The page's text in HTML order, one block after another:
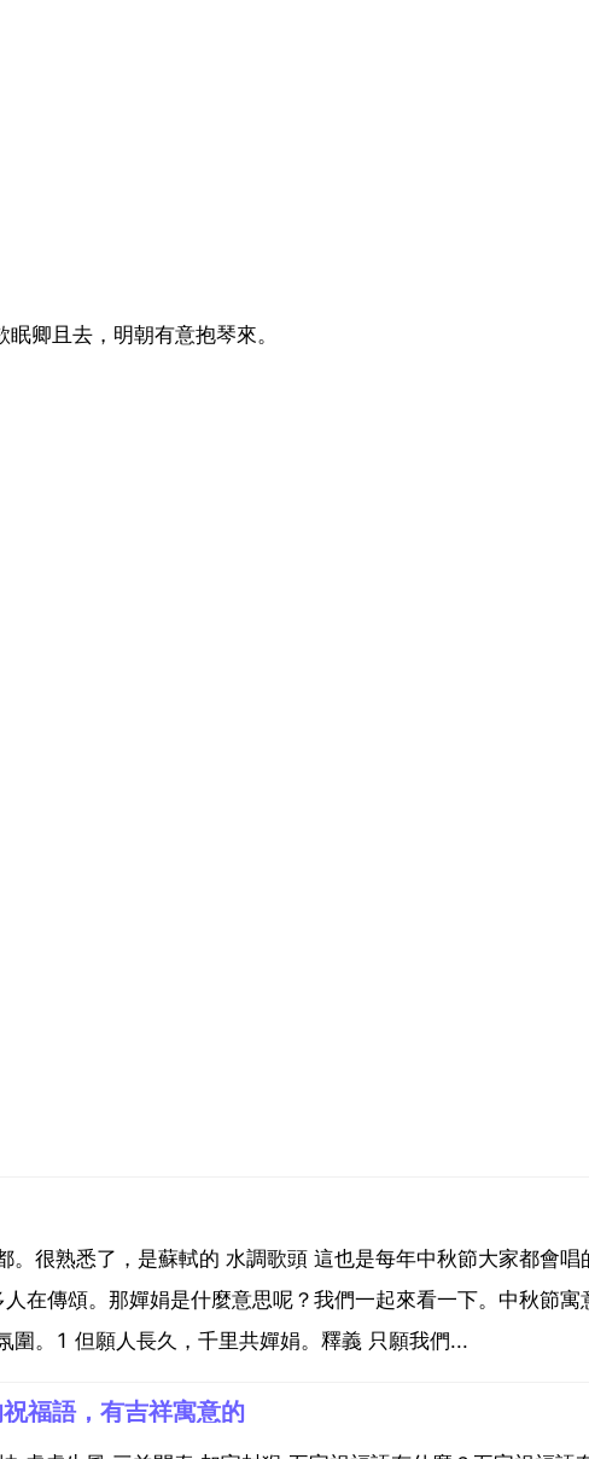
卿且去，明朝有意抱琴來。
。很熟悉了，是蘇軾的 水調歌頭 這也是每年中秋節大家都會唱
在傳頌。那嬋娟是什麼意思呢？我們一起來看一下。中秋節寓
圍。1 但願人長久，千里共嬋娟。釋義 只願我們...
福語，有吉祥寓意的